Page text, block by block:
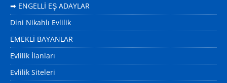
➡ ENGELLİ EŞ ADAYLAR
Dini Nikahlı Evlilik
EMEKLİ BAYANLAR
Evlilik İlanları
Evlilik Siteleri